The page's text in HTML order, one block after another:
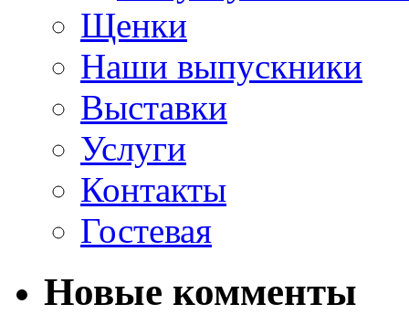
Щенки
Наши выпускники
Выставки
Услуги
Контакты
Гостевая
Новые комменты